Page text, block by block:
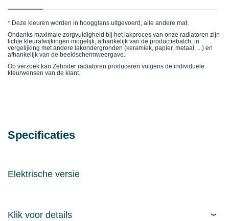
* Deze kleuren worden in hoogglans uitgevoerd, alle andere mat.
Ondanks maximale zorgvuldigheid bij het lakproces van onze radiatoren zijn
lichte kleurafwijkingen mogelijk, afhankelijk van de productiebatch, in
vergelijking met andere lakondergronden (keramiek, papier, metaal, ...) en
afhankelijk van de beeldschermweergave.
Op verzoek kan Zehnder radiatoren produceren volgens de individuele
kleurwensen van de klant.
Specificaties
Elektrische versie
Klik voor details